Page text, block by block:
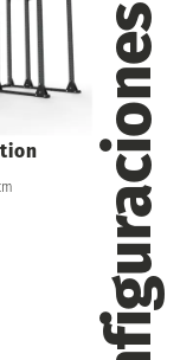
Configuraciones